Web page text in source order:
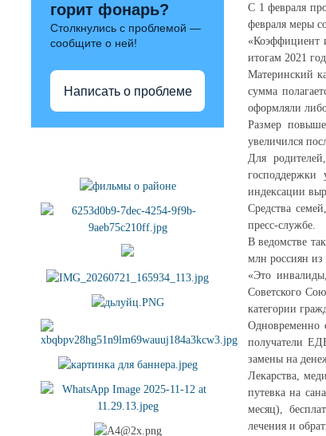
горит фонарь?
Столкнулись с проблемой —
сообщите о ней!
Написать о проблеме
С 1 февраля
февраля меры
«Коэффициент
итогам 2021
Материнский
сумма
оформляли
Размер
увеличился
Для
господдержки
индексации
Средства
пресс-службе.
В ведомстве
млн россиян из
«Это
Советского
категории
Одновременно
получатели
замены на
Лекарства,
путевка на
месяц),
лечения и